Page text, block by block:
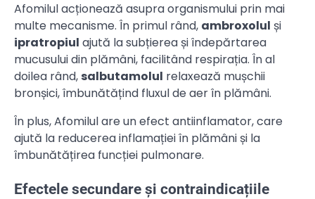
Afomilul acționează asupra organismului prin mai
multe mecanisme. În primul rând, ambroxolul și
ipratropiul ajută la subțierea și îndepărtarea
mucusului din plămâni, facilitând respirația. În al
doilea rând, salbutamolul relaxează mușchii
bronșici, îmbunătățind fluxul de aer în plămâni.
În plus, Afomilul are un efect antiinflamator, care
ajută la reducerea inflamației în plămâni și la
îmbunătățirea funcției pulmonare.
Efectele secundare și contraindicațiile